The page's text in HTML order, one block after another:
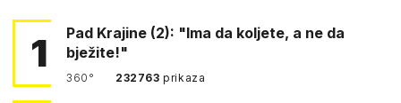
1
Pad Krajine (2): "Ima da koljete, a ne da
bježite!"
360° 232763prikaza